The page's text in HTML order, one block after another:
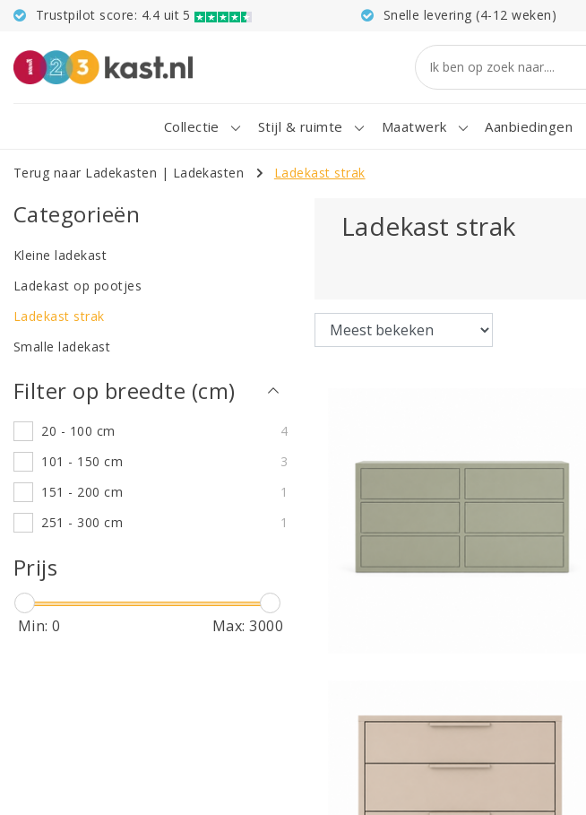
Trustpilot score: 4.4 uit 5 Snelle levering (4-12 weken)
Collectie Stijl & ruimte Maatwerk Aanbiedingen
Terug naar Ladekasten | Ladekasten Ladekast strak
Categorieën
Kleine ladekast
Ladekast op pootjes
Ladekast strak
Smalle ladekast
Filter op breedte (cm)
20 - 100 cm
4
101 - 150 cm
3
151 - 200 cm
1
251 - 300 cm
1
Prijs
Min:0 Max:3000
Ladekast strak